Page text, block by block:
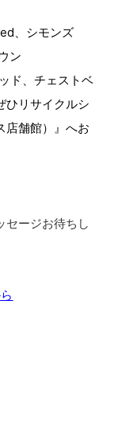
、シモンズ
ン
ド、チェストベ
ひリサイクルシ
店舗館）』へお
セージお待ちし